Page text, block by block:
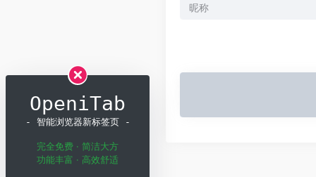
OpeniTab
- 智能浏览器新标签页 -
完全免费 · 简洁大方
功能丰富 · 高效舒适